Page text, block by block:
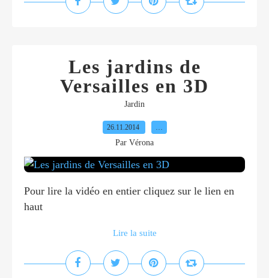
Les jardins de
Versailles en 3D
Jardin
26.11.2014 …
Par Vérona
Pour lire la vidéo en entier cliquez sur le lien en
haut
Lire la suite